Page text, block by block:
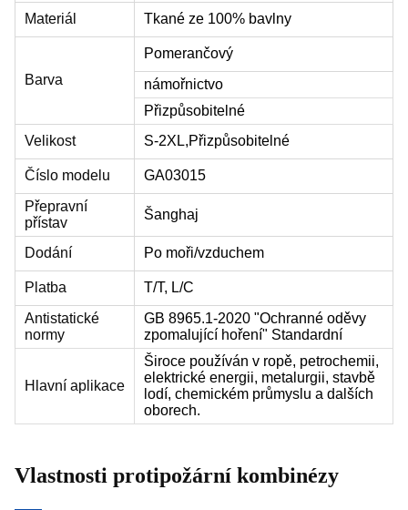
Materiál Tkané ze 100% bavlny
Barva
Pomerančový
námořnictvo
Přizpůsobitelné
Velikost
S-2XL,Přizpůsobitelné
Číslo modelu
GA03015
Přepravní
přístav
Šanghaj
Dodání Po moři/vzduchem
Platba
T/T, L/C
Antistatické
normy
GB 8965.1-2020 "Ochranné oděvy
zpomalující hoření" Standardní
Hlavní aplikace
Široce používán v ropě, petrochemii,
elektrické energii, metalurgii, stavbě
lodí, chemickém průmyslu a dalších
oborech.
Vlastnosti protipožární kombinézy